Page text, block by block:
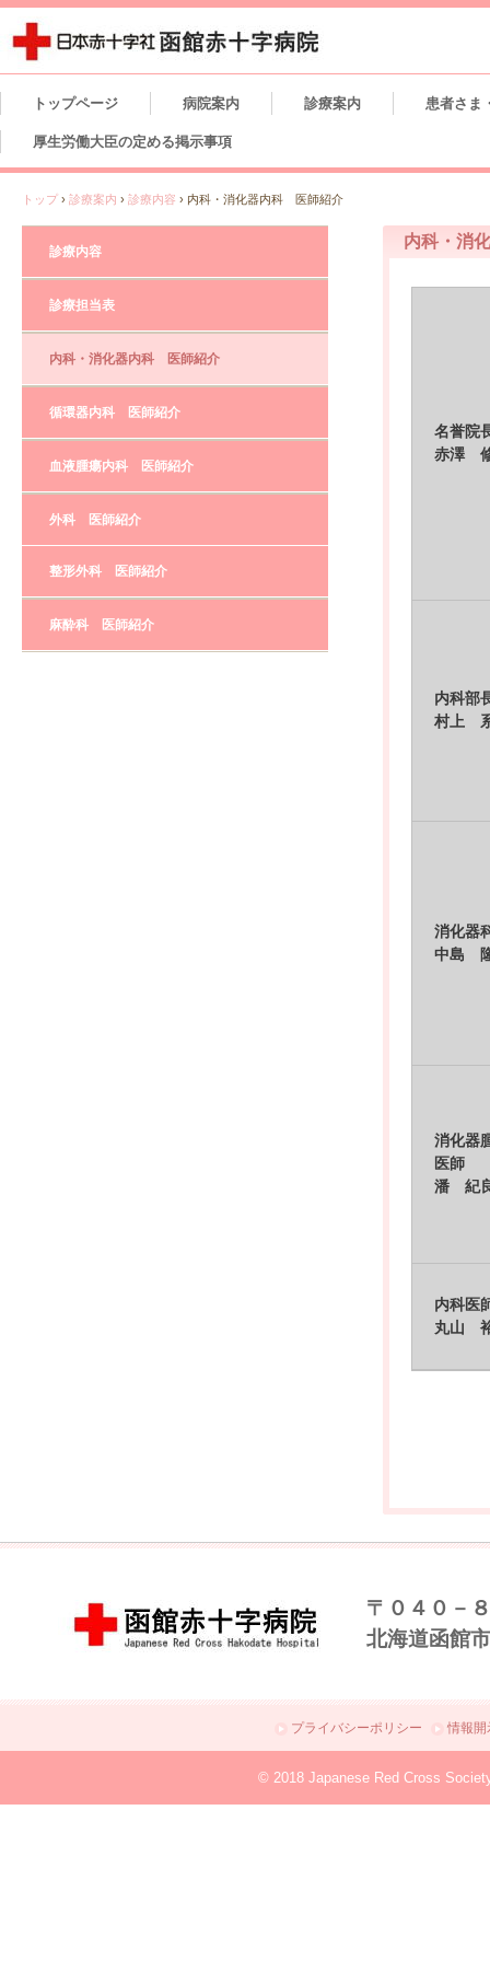
トップページ 病院案内 診療案内 患者さま
厚生労働大臣の定める掲示事項
トップ › 診療案内 › 診療内容 › 内科・消化器内科 医師紹介
内科・消
名誉院
赤澤
内科部
村上
消化器
中島
消化器
医師
潘 紀
内科医
丸山
診療内容
診療担当表
内科・消化器内科 医師紹介
循環器内科 医師紹介
血液腫瘍内科 医師紹介
外科 医師紹介
整形外科 医師紹介
麻酔科 医師紹介
〒０４０－
北海道函館
プライバシーポリシー 情報開
© 2018 Japanese Red Cross